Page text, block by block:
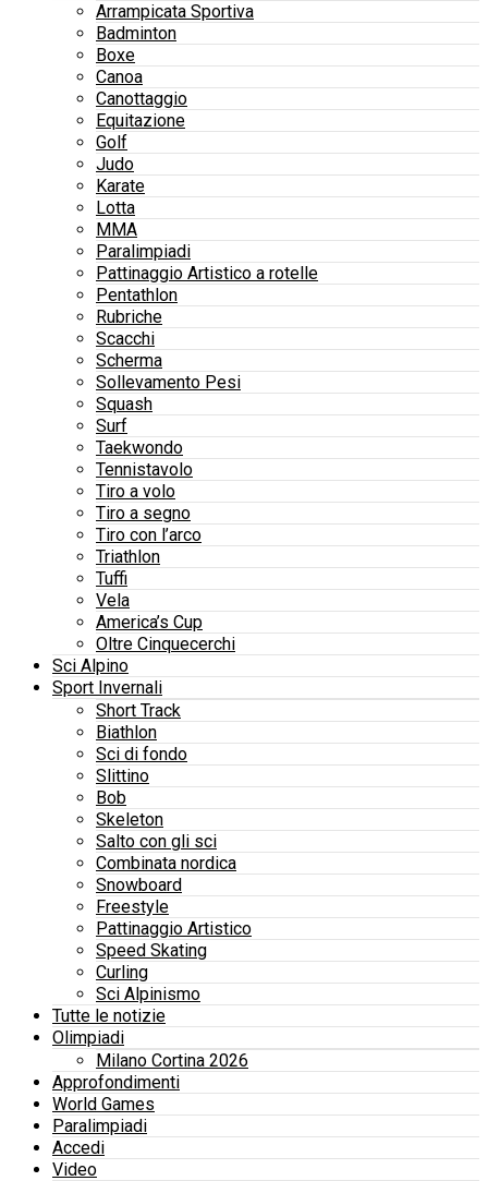
Arrampicata Sportiva
Badminton
Boxe
Canoa
Canottaggio
Equitazione
Golf
Judo
Karate
Lotta
MMA
Paralimpiadi
Pattinaggio Artistico a rotelle
Pentathlon
Rubriche
Scacchi
Scherma
Sollevamento Pesi
Squash
Surf
Taekwondo
Tennistavolo
Tiro a volo
Tiro a segno
Tiro con l’arco
Triathlon
Tuffi
Vela
America’s Cup
Oltre Cinquecerchi
Sci Alpino
Sport Invernali
Short Track
Biathlon
Sci di fondo
Slittino
Bob
Skeleton
Salto con gli sci
Combinata nordica
Snowboard
Freestyle
Pattinaggio Artistico
Speed Skating
Curling
Sci Alpinismo
Tutte le notizie
Olimpiadi
Milano Cortina 2026
Approfondimenti
World Games
Paralimpiadi
Accedi
Video